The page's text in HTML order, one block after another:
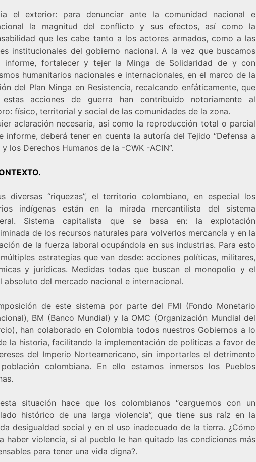
el exterior: para denunciar ante la comunidad nacional e
la magnitud del conflicto y sus efectos, así como la
que les cabe tanto a los actores armados, como a las
institucionales del gobierno nacional. A la vez que buscamos
informe, fortalecer y tejer la Minga de Solidaridad de y con
humanitarios nacionales e internacionales, en el marco de la
del Plan Minga en Resistencia, recalcando enfáticamente, que
acciones de guerra han contribuido notoriamente al
físico, territorial y social de las comunidades de la zona.
aclaración necesaria, así como la reproducción total o parcial
informe, deberá tener en cuenta la autoría del Tejido “Defensa a
los Derechos Humanos de la -CWK -ACIN”.
diversas “riquezas”, el territorio colombiano, en especial los
indígenas están en la mirada mercantilista del sistema
Sistema capitalista que se basa en: la explotación
de los recursos naturales para volverlos mercancía y en la
de la fuerza laboral ocupándola en sus industrias. Para esto
estrategias que van desde: acciones políticas, militares,
y jurídicas. Medidas todas que buscan el monopolio y el
absoluto del mercado nacional e internacional.
de este sistema por parte del FMI (Fondo Monetario
BM (Banco Mundial) y la OMC (Organización Mundial del
han colaborado en Colombia todos nuestros Gobiernos a lo
la historia, facilitando la implementación de políticas a favor de
del Imperio Norteamericano, sin importarles el detrimento
colombiana. En ello estamos inmersos los Pueblos
situación hace que los colombianos “carguemos con un
histórico de una larga violencia”, que tiene sus raíz en la
desigualdad social y en el uso inadecuado de la tierra. ¿Cómo
haber violencia, si al pueblo le han quitado las condiciones más
para tener una vida digna?.